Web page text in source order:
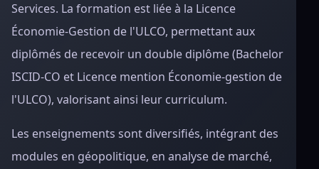
Services. La formation est liée à la Licence
Économie-Gestion de l'ULCO, permettant aux
diplômés de recevoir un double diplôme (Bachelor
ISCID-CO et Licence mention Économie-gestion de
l'ULCO), valorisant ainsi leur curriculum.
Les enseignements sont diversifiés, intégrant des
modules en géopolitique, en analyse de marché,